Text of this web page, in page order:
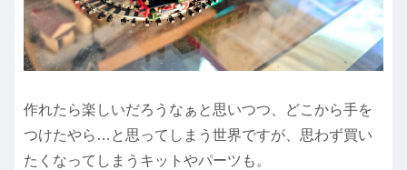
作れたら楽しいだろうなぁと思いつつ、どこから手を
つけたやら…と思ってしまう世界ですが、思わず買い
たくなってしまうキットやパーツも。